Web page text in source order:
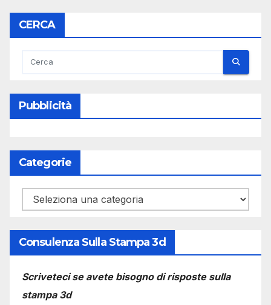
CERCA
Pubblicità
Categorie
Categorie
Consulenza Sulla Stampa 3d
Scriveteci se avete bisogno di risposte sulla
stampa 3d